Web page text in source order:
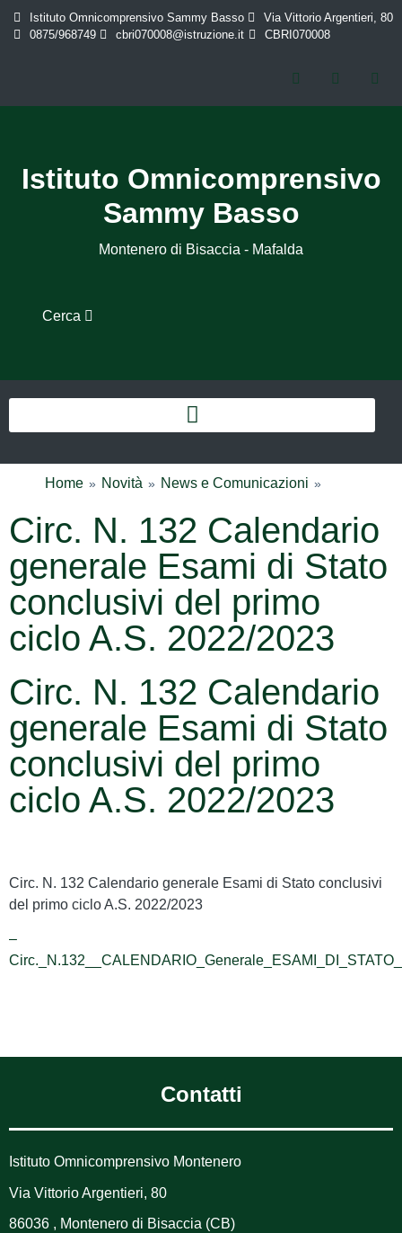
Istituto Omnicomprensivo Sammy Basso
Via Vittorio Argentieri, 80
0875/968749
cbri070008@istruzione.it CBRI070008
Istituto Omnicomprensivo
Sammy Basso
Montenero di Bisaccia - Mafalda
Cerca
Home Novità News e Comunicazioni
Circ. N. 132 Calendario
generale Esami di Stato
conclusivi del primo
ciclo A.S. 2022/2023
Circ. N. 132 Calendario
generale Esami di Stato
conclusivi del primo
ciclo A.S. 2022/2023
Circ. N. 132 Calendario generale Esami di Stato conclusivi
del primo ciclo A.S. 2022/2023
–
Contatti
Istituto Omnicomprensivo Montenero
Via Vittorio Argentieri, 80
86036 , Montenero di Bisaccia (CB)